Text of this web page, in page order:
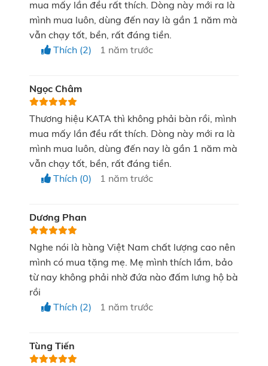
và vùng cổ vai gáy, giúp giảm đau mỏi, tạo cảm
giác thư giãn dễ chịu.
Đầu hình trụ (viên đạn):Được thiết kế để dùng
nặng nề, đau mỏi và tạo sự thoải mái hơn.
Đầu phẳng:
lớn như cơ bụng, cơ ngực, cơ chân và toàn bộ cơ
thể, giúp cải thiện tình trạng mức mỏi, căng cứng
cơ hiệu quả.
nhiều nhu cầu sử dụng
mua mấy lần đều rất thích. Dòng này mới ra là
mình mua luôn, dùng đến nay là gần 1 năm mà
vẫn chạy tốt, bền, rất đáng tiền.
Thích (2)
1 năm trước
Ngọc Châm
Thương hiệu KATA thì không phải bàn rồi, mình
mua mấy lần đều rất thích. Dòng này mới ra là
mình mua luôn, dùng đến nay là gần 1 năm mà
vẫn chạy tốt, bền, rất đáng tiền.
Thích (0)
1 năm trước
Dương Phan
Nghe nói là hàng Việt Nam chất lượng cao nên
mình có mua tặng mẹ. Mẹ mình thích lắm, bảo
từ nay không phải nhờ đứa nào đấm lưng hộ bà
rồi
Thích (2)
1 năm trước
Tùng Tiến